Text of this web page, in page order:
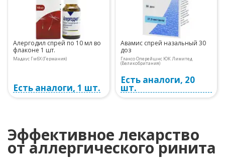
Алергодил спрей по 10 мл во
флаконе 1 шт.
Мадаус ГмбХ (Германия)
Есть аналоги, 1 шт.
Авамис спрей назальный 30
доз
Глаксо Оперейшнс ЮК Лимитед
(Великобритания)
Есть аналоги, 20
шт.
Эффективное лекарство
от аллергического ринита